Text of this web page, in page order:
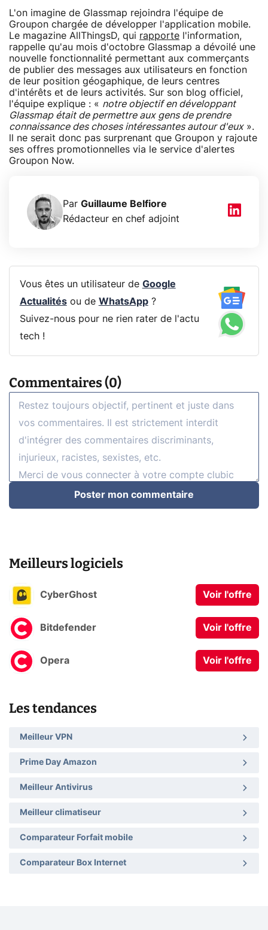
L'on imagine de Glassmap rejoindra l'équipe de
Groupon chargée de développer l'application mobile.
Le magazine AllThingsD, qui rapporte l'information,
rappelle qu'au mois d'octobre Glassmap a dévoilé une
nouvelle fonctionnalité permettant aux commerçants
de publier des messages aux utilisateurs en fonction
de leur position géogaphique, de leurs centres
d'intérêts et de leurs activités. Sur son blog officiel,
l'équipe explique : « notre objectif en développant
Glassmap était de permettre aux gens de prendre
connaissance des choses intéressantes autour d'eux».
ll ne serait donc pas surprenant que Groupon y rajoute
ses offres promotionnelles via le service d'alertes
Groupon Now.
Par Guillaume Belfiore
Rédacteur en chef adjoint
Vous êtes un utilisateur de Google
Actualitésou de WhatsApp?
Suivez-nous pour ne rien rater de l'actu
tech !
Commentaires (0)
Poster mon commentaire
Meilleurs logiciels
CyberGhost Voir l'offre
Bitdefender Voir l'offre
Opera Voir l'offre
Les tendances
Meilleur VPN
Prime Day Amazon
Meilleur Antivirus
Meilleur climatiseur
Comparateur Forfait mobile
Comparateur Box Internet